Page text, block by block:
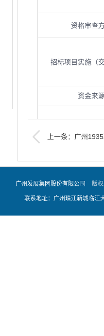
资格审查
招标项目实施（
资金来
上一条：广州
广州发展集团股份有限公司 版
联系地址：广州珠江新城临江